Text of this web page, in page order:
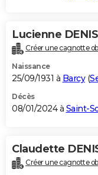
Lucienne
Créer une cagnotte
Naissance
25/09/1931 à Barcy(
Décès
08/01/2024 à Saint-
Claudette
Créer une cagnotte